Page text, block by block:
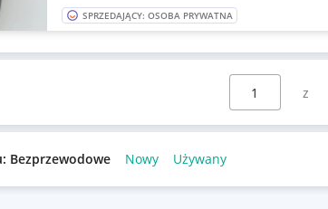
SPRZEDAJĄCY: OSOBA PRYWATNA
Wybierz stronę:
z
Bezprzewodowe Nowy Używany